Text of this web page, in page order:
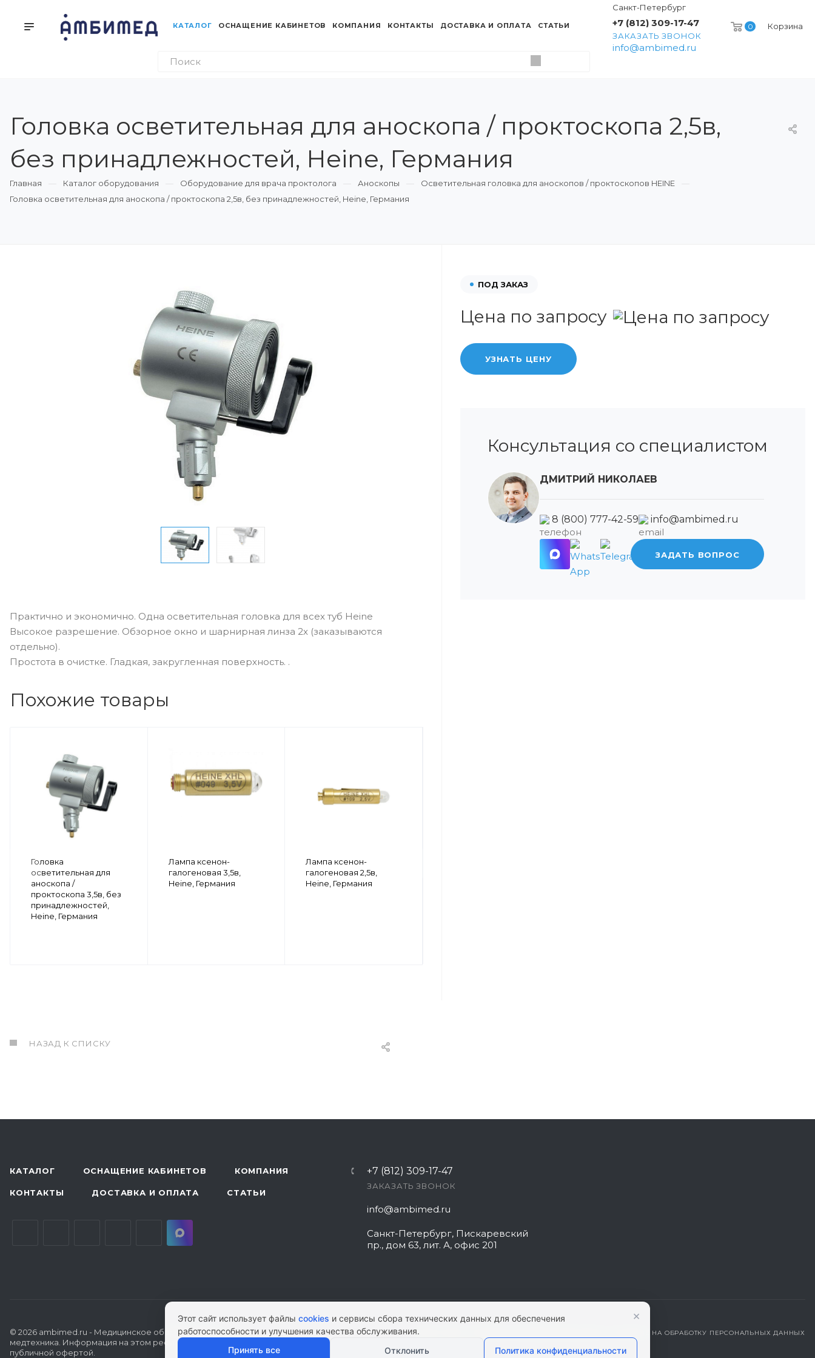
0 Корзина
Санкт-Петербург
+7 (812) 309-17-47
ЗАКАЗАТЬ ЗВОНОК
info@ambimed.ru
КАТАЛОГ ОСНАЩЕНИЕ КАБИНЕТОВ КОМПАНИЯ КОНТАКТЫ ДОСТАВКА И ОПЛАТА СТАТЬИ
Головка осветительная для аноскопа / проктоскопа 2,5в,
без принадлежностей, Heine, Германия
Главная Каталог оборудования Оборудование для врача проктолога Аноскопы
Осветительная головка для аноскопов / проктоскопов HEINE
Головка осветительная для аноскопа / проктоскопа 2,5в, без принадлежностей, Heine, Германия
ПОД ЗАКАЗ
Цена по запросу
УЗНАТЬ ЦЕНУ
Консультация со специалистом
ДМИТРИЙ НИКОЛАЕВ
8 (800) 777-42-59 info@ambimed.ru
ЗАДАТЬ ВОПРОС
Практично и экономично. Одна осветительная головка для всех туб Heine
Высокое разрешение. Обзорное окно и шарнирная линза 2х (заказываются
отдельно).
Простота в очистке. Гладкая, закругленная поверхность. .
Похожие товары
Головка
осветительная для
аноскопа /
проктоскопа 3,5в, без
принадлежностей,
Heine, Германия
Лампа ксенон-
галогеновая 3,5в,
Heine, Германия
Лампа ксенон-
галогеновая 2,5в,
Heine, Германия
НАЗАД К СПИСКУ
КАТАЛОГ ОСНАЩЕНИЕ КАБИНЕТОВ КОМПАНИЯ
КОНТАКТЫ ДОСТАВКА И ОПЛАТА СТАТЬИ
+7 (812) 309-17-47
ЗАКАЗАТЬ ЗВОНОК
info@ambimed.ru
Санкт-Петербург, Пискаревский
пр., дом 63, лит. А, офис 201
КАРТА САЙТА СОГЛАСИЕ НА ОБРАБОТКУ ПЕРСОНАЛЬНЫХ ДАННЫХ
© 2026 ambimed.ru - Медицинское оборудование и
медтехника. Информация на этом ресурсе не является
публичной офертой.
Этот сайт использует файлы cookies и сервисы сбора технических данных для обеспечения
работоспособности и улучшения качества обслуживания.
Принять все
Отклонить Политика конфиденциальности
×